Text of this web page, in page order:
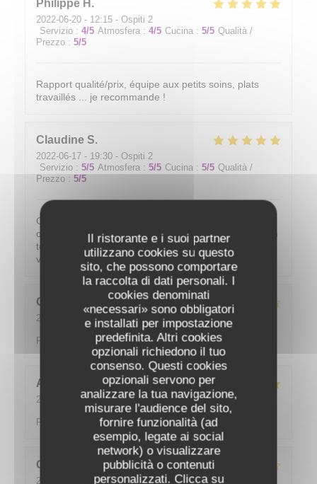
Il ristorante e i suoi partner
utilizzano cookies su questo
sito, che possono comportare
la raccolta di dati personali. I
cookies denominati
«necessari» sono obbligatori
e installati per impostazione
predefinita. Altri cookies
opzionali richiedono il tuo
consenso. Questi cookies
opzionali servono per
analizzare la tua navigazione,
misurare l'audience del sito,
fornire funzionalità (ad
esempio, legate ai social
network) o visualizzare
pubblicità o contenuti
personalizzati. Clicca su
Philippe H
2022-06-20 - 12:15 - Ospiti 2
Servizio : 4/5 Atmosfera : 4/5 Cucina : 5/5 Qualità /
Prezzo : 5/5
Rapport qualité/prix, équipe aux petits soins, plats
travaillés ... je recommande !
Claudine S
2022-06-17 - 19:30 - Ospiti 2
Servizio : 5/5 Atmosfera : 5/5 Cucina : 5/5 Qualità /
Prezzo : 5/5
C'est toujours un grand plaisir de venir manger dans
ce restaurant. Le rapport qualité prix est top, le patron
toujours aussi pro. Très bon conseils pour accorder le
vin au repas choisi. Je recommande !
Claude
2022-06-16
- 19:30 - Ospiti 6
4/5 Atmosfera : 4/5 Cucina: 4/5 Qualità /
Prezzo
Alix
2022-06-16- 12:15 - Ospiti 2
5/5 Atmosfera : 5/5 Cucina: 5 /5 Qualità /
Prezzo
GILLES
2022-06-11
- 19:15 - Ospiti 2
Restaurant les racines